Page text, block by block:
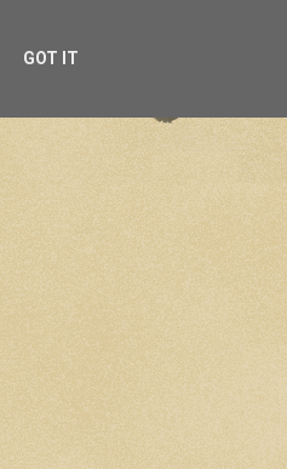
GOT IT